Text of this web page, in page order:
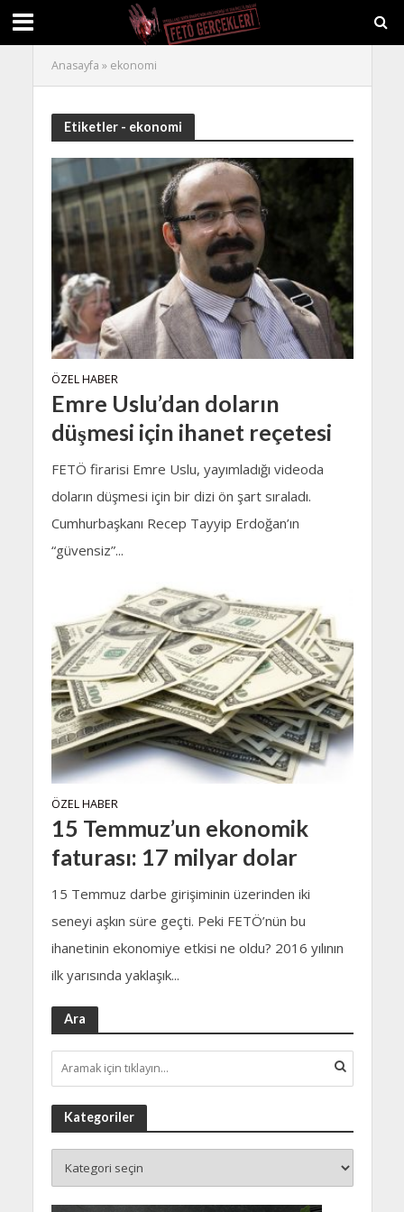
Anasayfa » ekonomi
Etiketler - ekonomi
ÖZEL HABER
Emre Uslu’dan doların
düşmesi için ihanet reçetesi
FETÖ firarisi Emre Uslu, yayımladığı videoda
doların düşmesi için bir dizi ön şart sıraladı.
Cumhurbaşkanı Recep Tayyip Erdoğan’ın
“güvensiz”...
ÖZEL HABER
15 Temmuz’un ekonomik
faturası: 17 milyar dolar
15 Temmuz darbe girişiminin üzerinden iki
seneyi aşkın süre geçti. Peki FETÖ’nün bu
ihanetinin ekonomiye etkisi ne oldu? 2016 yılının
ilk yarısında yaklaşık...
Ara
Kategoriler